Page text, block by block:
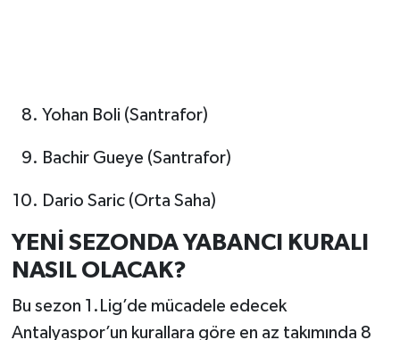
Yohan Boli (Santrafor)
Bachir Gueye (Santrafor)
Dario Saric (Orta Saha)
YENİ SEZONDA YABANCI KURALI
NASIL OLACAK?
Bu sezon 1.Lig’de mücadele edecek
Antalyaspor’un kurallara göre en az takımında 8